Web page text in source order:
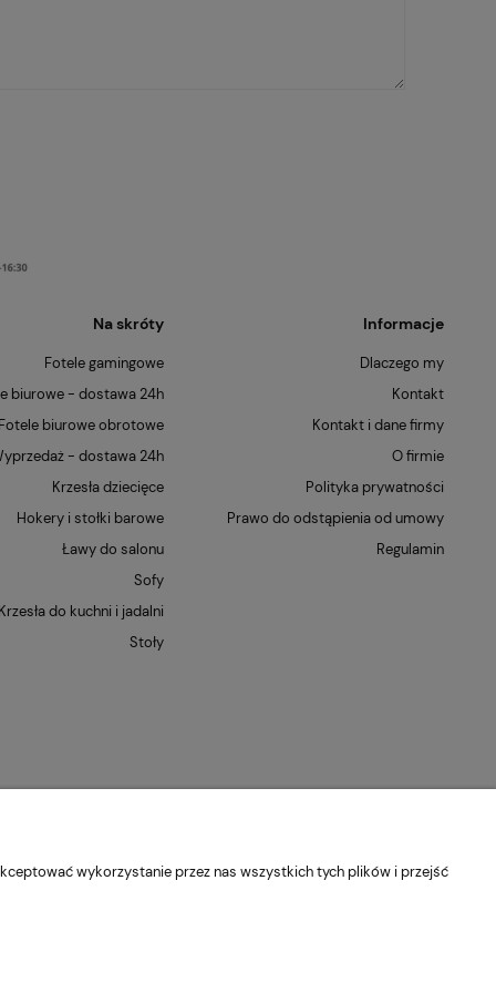
Na skróty
Fotele gamingowe
biurowe - dostawa 24h
Fotele biurowe obrotowe
- dostawa 24h
Krzesła dziecięce
Hokery i stołki barowe
Ławy do salonu
Sofy
Krzesła do kuchni i jadalni
Stoły
Informacje
Dlaczego my
Kontakt
Kontakt i dane firmy
O firmie
Polityka prywatności
Prawo do odstąpienia od umowy
Regulamin
wykorzystanie przez nas wszystkich tych plików i przejść